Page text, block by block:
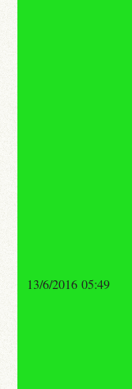
13/6/2016 05:49